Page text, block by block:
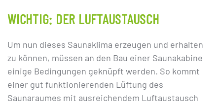
WICHTIG: DER LUFTAUSTAUSCH
Um nun dieses Saunaklima erzeugen und erhalten
zu können, müssen an den Bau einer Saunakabine
einige Bedingungen geknüpft werden. So kommt
einer gut funktionierenden Lüftung des
Saunaraumes mit ausreichendem Luftaustausch